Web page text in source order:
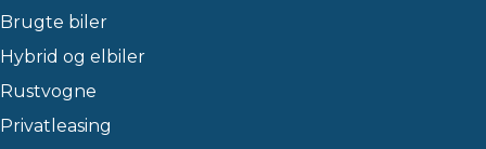
Brugte biler
Hybrid og elbiler
Rustvogne
Privatleasing